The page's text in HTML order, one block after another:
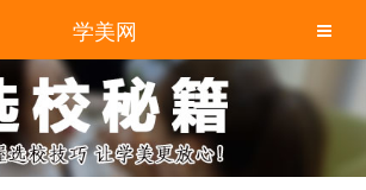
学美网